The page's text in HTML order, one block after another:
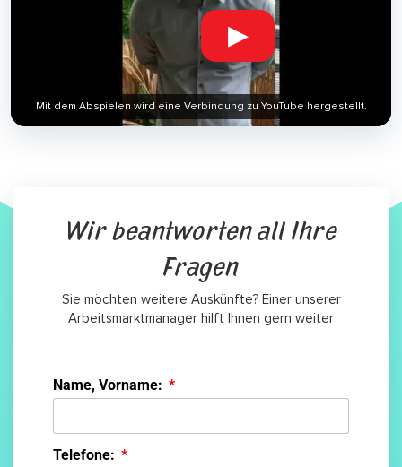
▶
Mit dem Abspielen wird eine Verbindung zu YouTube hergestellt.
Wir beantworten all Ihre
Fragen
Sie möchten weitere Auskünfte? Einer unserer
Arbeitsmarktmanager hilft Ihnen gern weiter
Name, Vorname:
Telefone: